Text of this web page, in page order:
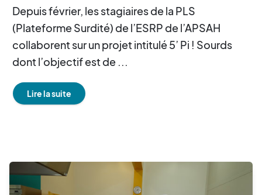
Depuis février, les stagiaires de la PLS
(Plateforme Surdité) de l’ESRP de l’APSAH
collaborent sur un projet intitulé 5’ Pi ! Sourds
dont l’objectif est de ...
Lire la suite